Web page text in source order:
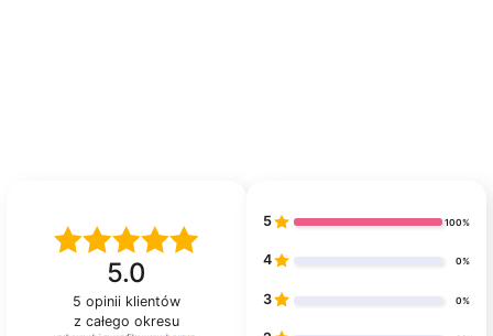
5.0
5 opinii klientów
z całego okresu
5 100%
4 0%
3 0%